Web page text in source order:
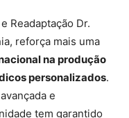
Readaptação Dr.
reforça mais uma
na produção
personalizados.
e
tem garantido